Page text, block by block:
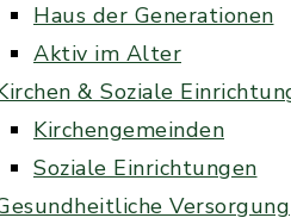
Haus der Generationen
Aktiv im Alter
& Soziale
Kirchengemeinden
Soziale Einrichtungen
Versorgung